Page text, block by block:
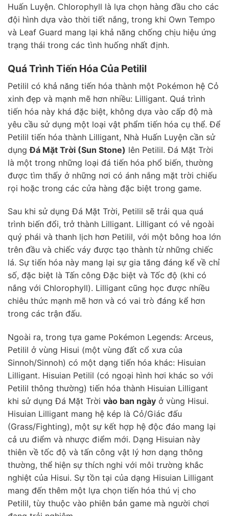
Huấn Luyện. Chlorophyll là lựa chọn hàng đầu cho các
đội hình dựa vào thời tiết nắng, trong khi Own Tempo
và Leaf Guard mang lại khả năng chống chịu hiệu ứng
trạng thái trong các tình huống nhất định.
Quá Trình Tiến Hóa Của Petilil
Petilil có khả năng tiến hóa thành một Pokémon hệ Cỏ
xinh đẹp và mạnh mẽ hơn nhiều: Lilligant. Quá trình
tiến hóa này khá đặc biệt, không dựa vào cấp độ mà
yêu cầu sử dụng một loại vật phẩm tiến hóa cụ thể. Để
Petilil tiến hóa thành Lilligant, Nhà Huấn Luyện cần sử
dụngĐá Mặt Trời (Sun Stone) lên Petilil. Đá Mặt Trời
là một trong những loại đá tiến hóa phổ biến, thường
được tìm thấy ở những nơi có ánh nắng mặt trời chiếu
rọi hoặc trong các cửa hàng đặc biệt trong game.
Sau khi sử dụng Đá Mặt Trời, Petilil sẽ trải qua quá
trình biến đổi, trở thành Lilligant. Lilligant có vẻ ngoài
quý phái và thanh lịch hơn Petilil, với một bông hoa lớn
trên đầu và chiếc váy được tạo thành từ những chiếc
lá. Sự tiến hóa này mang lại sự gia tăng đáng kể về chỉ
số, đặc biệt là Tấn công Đặc biệt và Tốc độ (khi có
nắng với Chlorophyll). Lilligant cũng học được nhiều
chiêu thức mạnh mẽ hơn và có vai trò đáng kể hơn
trong các trận đấu.
Ngoài ra, trong tựa game Pokémon Legends: Arceus,
Petilil ở vùng Hisui (một vùng đất cổ xưa của
Sinnoh/Sinnoh) có một dạng tiến hóa khác: Hisuian
Lilligant. Hisuian Petilil (có ngoại hình hơi khác so với
Petilil thông thường) tiến hóa thành Hisuian Lilligant
khi sử dụng Đá Mặt Trời vào ban ngày ở vùng Hisui.
Hisuian Lilligant mang hệ kép là Cỏ/Giác đấu
(Grass/Fighting), một sự kết hợp hệ độc đáo mang lại
cả ưu điểm và nhược điểm mới. Dạng Hisuian này
thiên về tốc độ và tấn công vật lý hơn dạng thông
thường, thể hiện sự thích nghi với môi trường khắc
nghiệt của Hisui. Sự tồn tại của dạng Hisuian Lilligant
mang đến thêm một lựa chọn tiến hóa thú vị cho
Petilil, tùy thuộc vào phiên bản game mà người chơi